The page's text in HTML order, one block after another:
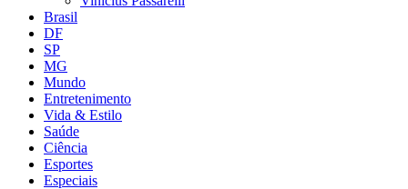
Brasil
DF
SP
MG
Mundo
Entretenimento
Vida & Estilo
Saúde
Ciência
Esportes
Especiais